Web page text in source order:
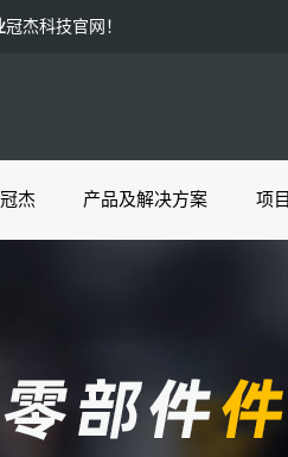
冠杰科技官网！
杰 产品及解决方案 项